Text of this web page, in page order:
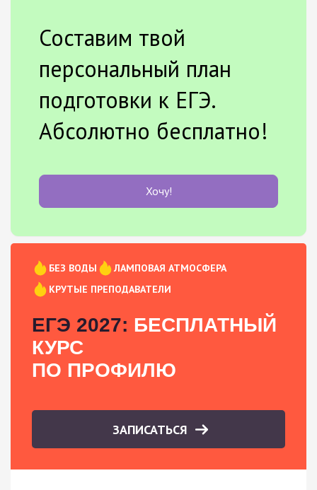
Составим твой
персональный план
подготовки к ЕГЭ.
Абсолютно бесплатно!
Хочу!
БЕЗ ВОДЫ
ЛАМПОВАЯ АТМОСФЕРА
КРУТЫЕ ПРЕПОДАВАТЕЛИ
ЕГЭ 2027: БЕСПЛАТНЫЙ
КУРС
ПО ПРОФИЛЮ
ЗАПИСАТЬСЯ